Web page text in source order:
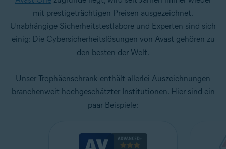
mit prestigeträchtigen Preisen ausgezeichnet.
Unabhängige Sicherheitstestlabore und Experten sind sich
einig: Die Cybersicherheitslösungen von Avast gehören zu
den besten der Welt.
Unser Trophäenschrank enthält allerlei Auszeichnungen
branchenweit hochgeschätzter Institutionen. Hier sind ein
paar Beispiele: